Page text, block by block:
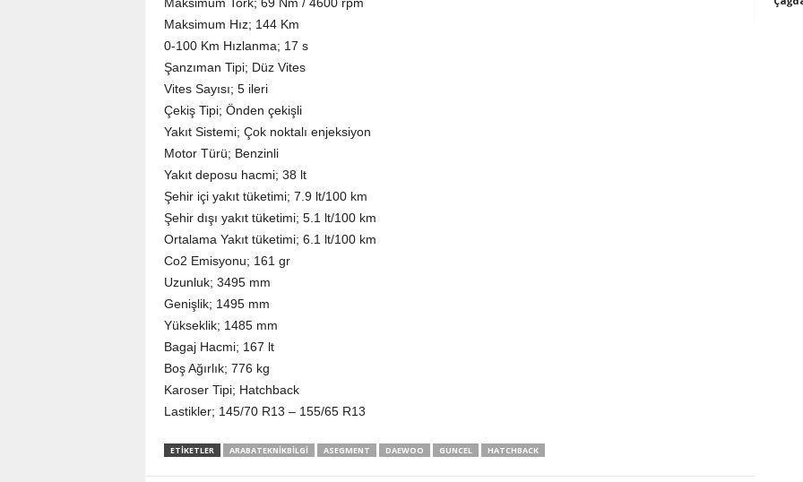
Maksimum Hız; 144 Km
0-100 Km Hızlanma; 17 s
Şanzıman Tipi; Düz Vites
Vites Sayısı; 5 ileri
Çekiş Tipi; Önden çekişli
Yakıt Sistemi; Çok noktalı enjeksiyon
Motor Türü; Benzinli
Yakıt deposu hacmi; 38 lt
Şehir içi yakıt tüketimi; 7.9 lt/100 km
Şehir dışı yakıt tüketimi; 5.1 lt/100 km
Ortalama Yakıt tüketimi; 6.1 lt/100 km
Co2 Emisyonu; 161 gr
Uzunluk; 3495 mm
Genişlik; 1495 mm
Yükseklik; 1485 mm
Bagaj Hacmi; 167 lt
Boş Ağırlık; 776 kg
Karoser Tipi; Hatchback
Lastikler; 145/70 R13 – 155/65 R13
ETIKETLER ARABATEKNIKBILGI ASEGMENT DAEWOO GUNCEL HATCHBACK